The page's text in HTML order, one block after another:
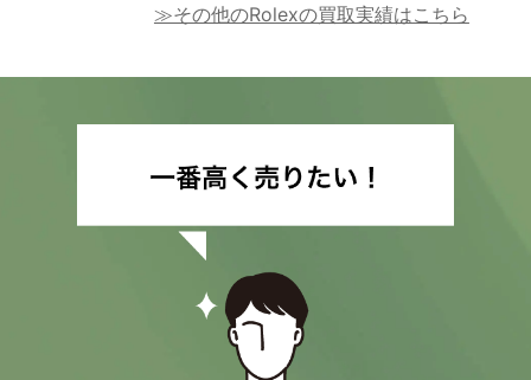
≫その他のRolexの買取実績はこちら